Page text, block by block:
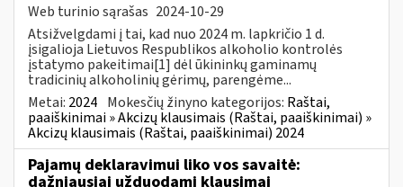
Web turinio sąrašas 2024-10-29
Atsižvelgdami į tai, kad nuo 2024 m. lapkričio 1 d.
įsigalioja Lietuvos Respublikos alkoholio kontrolės
įstatymo pakeitimai[1] dėl ūkininkų gaminamų
tradicinių alkoholinių gėrimų, parengėme...
Metai: 2024 Mokesčių žinyno kategorijos: Raštai,
paaiškinimai » Akcizų klausimais (Raštai, paaiškinimai) »
Akcizų klausimais (Raštai, paaiškinimai) 2024
Pajamų deklaravimui liko vos savaitė:
dažniausiai užduodami klausimai